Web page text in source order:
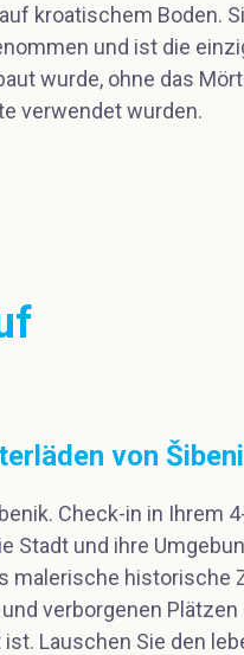
kroatischem Boden.
und ist die
wurde, ohne das
verwendet wurden.
von
Check-in in Ihrem
Stadt und ihre
malerische historische
verborgenen
Lauschen Sie den